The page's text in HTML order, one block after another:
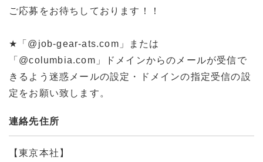
ご応募をお待ちしております！！
★「@job-gear-ats.com」または
「@columbia.com」ドメインからのメールが受信で
きるよう迷惑メールの設定・ドメインの指定受信の設
定をお願い致します。
連絡先住所
【東京本社】